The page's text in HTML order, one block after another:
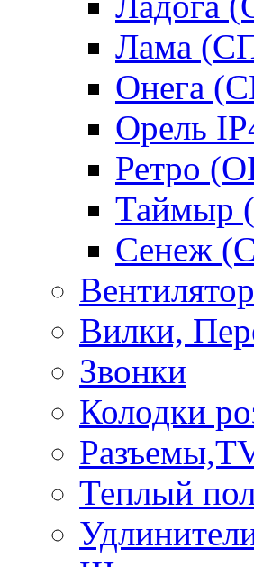
Лама
Онега
Орель
Ретро
Таймыр
Сенеж
Вилки,
Звонки
Колодки
Теплый